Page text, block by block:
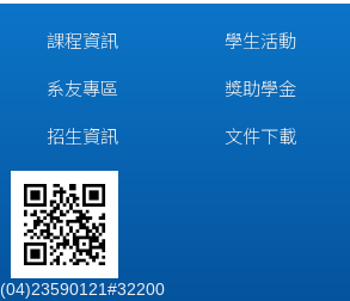
課程資訊
系友專區
招生資訊
學生活動
獎助學金
文件下載